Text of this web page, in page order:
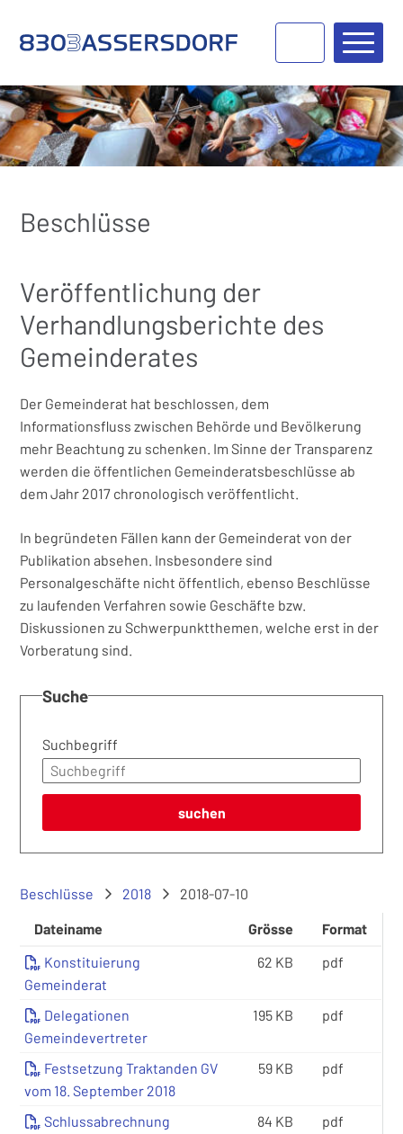
Navigieren in Bassersdorf
Beschlüsse
Veröffentlichung der
Verhandlungsberichte des
Gemeinderates
Der Gemeinderat hat beschlossen, dem
Informationsfluss zwischen Behörde und Bevölkerung
mehr Beachtung zu schenken. Im Sinne der Transparenz
werden die öffentlichen Gemeinderatsbeschlüsse ab
dem Jahr 2017 chronologisch veröffentlicht.
In begründeten Fällen kann der Gemeinderat von der
Publikation absehen. Insbesondere sind
Personalgeschäfte nicht öffentlich, ebenso Beschlüsse
zu laufenden Verfahren sowie Geschäfte bzw.
Diskussionen zu Schwerpunktthemen, welche erst in der
Vorberatung sind.
Suche
Suchbegriff
suchen
Beschlüsse 2018 2018-07-10
Dateiname Grösse
Format
Konstituierung
Gemeinderat
62 KB pdf
Delegationen
Gemeindevertreter
195 KB pdf
Festsetzung Traktanden GV
vom 18. September 2018
59 KB pdf
Schlussabrechnung
84 KB pdf